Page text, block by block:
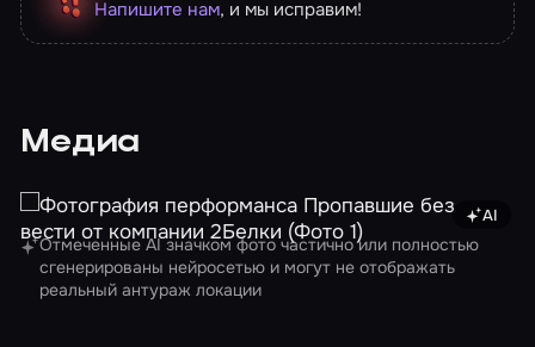
Напишите нам, и мы исправим!
Медиа
AI
Отмеченные AI значком фото частично или полностью
сгенерированы нейросетью и могут не отображать
реальный антураж локации